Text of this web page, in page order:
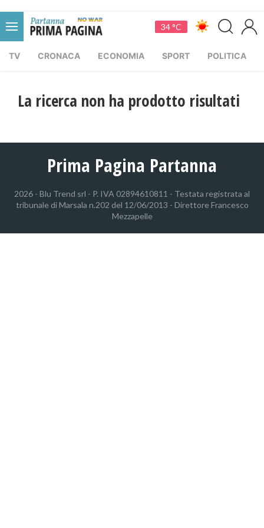
34 °C
TV CRONACA ECONOMIA SPORT POLITICA
La ricerca non ha prodotto risultati
Prima Pagina Partanna
2026 - Blu Trend srl - P. IVA 02894610811 - Testata registrata al
tribunale di Marsala n.202 del 12/06/2013 - Direttore Francesco
Mezzapelle